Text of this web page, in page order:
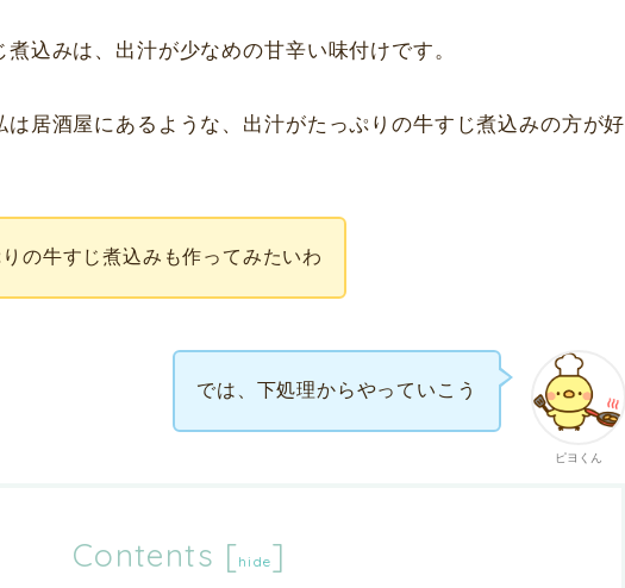
込みは、出汁が少なめの甘辛い味付けです。
居酒屋にあるような、出汁がたっぷりの牛すじ煮込みの方が好
の牛すじ煮込みも作ってみたいわ
ピヨくん
では、下処理からやっていこう
Contents [hide]